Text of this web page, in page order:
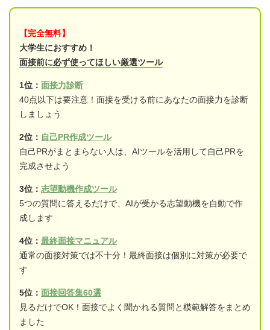
【完全無料】
大学生におすすめ！
面接前に必ず使ってほしい厳選ツール
1位： 面接力診断
40点以下は要注意！面接を受ける前にあなたの面接力を診断
しましょう
2位： 自己PR作成ツール
自己PRがまとまらない人は、AIツールを活用して自己PRを
完成させよう
3位： 志望動機作成ツール
5つの質問に答えるだけで、AIが受かる志望動機を自動で作
成します
4位： 最終面接マニュアル
通常の面接対策では不十分！最終面接は個別に対策が必要で
す
5位： 面接回答集60選
見るだけでOK！面接でよく聞かれる質問と模範解答をまとめ
ました